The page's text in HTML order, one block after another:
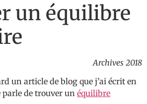
un équilibre
Archives 2018
un article de blog que j’ai écrit en
parle de trouver un équilibre